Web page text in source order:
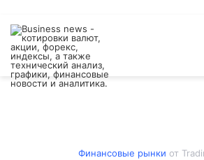
Финансовые рынки от